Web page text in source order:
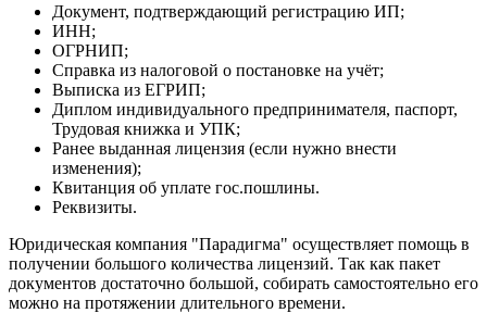
Документ, подтверждающий регистрацию ИП;
ИНН;
ОГРНИП;
Справка из налоговой о постановке на учёт;
Выписка из ЕГРИП;
Диплом индивидуального предпринимателя, паспорт,
Трудовая книжка и УПК;
Ранее выданная лицензия (если нужно внести
изменения);
Квитанция об уплате гос.пошлины.
Реквизиты.
Юридическая компания "Парадигма" осуществляет помощь в
получении большого количества лицензий. Так как пакет
документов достаточно большой, собирать самостоятельно его
можно на протяжении длительного времени.